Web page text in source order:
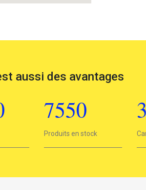
aussi des avantages
7550
7550
Produits en stock
3
3